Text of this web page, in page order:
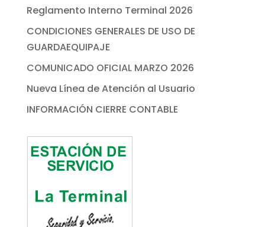
Reglamento Interno Terminal 2026
CONDICIONES GENERALES DE USO DE
GUARDAEQUIPAJE
COMUNICADO OFICIAL MARZO 2026
Nueva Línea de Atención al Usuario
INFORMACIÓN CIERRE CONTABLE